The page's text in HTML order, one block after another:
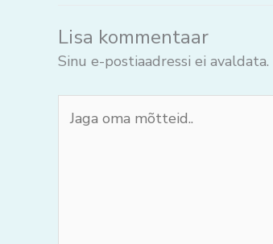
Lisa kommentaar
Sinu e-postiaadressi ei avaldata.
oma